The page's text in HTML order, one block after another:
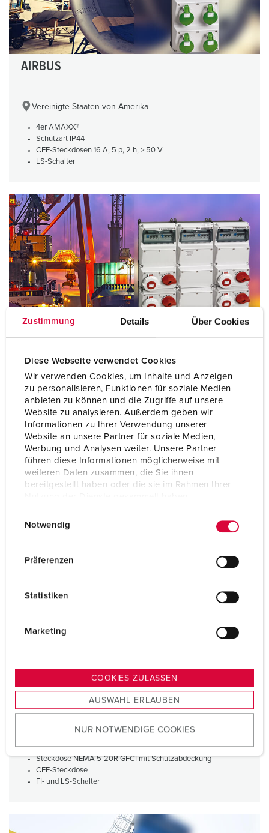
Zustimmung Details Über Cookies
Diese Webseite verwendet Cookies
Wir verwenden Cookies, um Inhalte und Anzeigen
zu personalisieren, Funktionen für soziale Medien
anbieten zu können und die Zugriffe auf unsere
Website zu analysieren. Außerdem geben wir
Informationen zu Ihrer Verwendung unserer
Website an unsere Partner für soziale Medien,
Werbung und Analysen weiter. Unsere Partner
führen diese Informationen möglicherweise mit
weiteren Daten zusammen, die Sie ihnen
bereitgestellt haben oder die sie im Rahmen Ihrer
s
u
w
Notwendig
Präferenzen
Statistiken
Marketing
COOKIES ZULASSEN
AUSWAHL ERLAUBEN
NUR NOTWENDIGE COOKIES
AIRBUS
Vereinigte Staaten von Amerika
4er AMAXX®
Schutzart IP44
CEE-Steckdosen 16 A, 5 p, 2 h, > 50 V
LS-Schalter
Großbritannien
Drei 5er AMAXX®
Schutzart IP67
CEE-Steckdosen DUO abschaltbar mit mechanischer
hochwärmebeständige Kontaktträger
vernickelte Kontakte
NH Sicherungs-Unterteil
FI- und LS-Schalter
Kanada
Schutzart Type 3R
Steckdose NEMA 5-20R GFCI mit Schutzabdeckung
CEE-Steckdose
FI- und LS-Schalter